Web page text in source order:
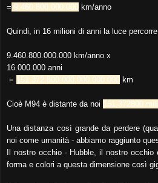
= 9.460.800.000.000 km/anno
Quindi, in 16 milioni di anni la luce percorre
9.460.800.000.000 km/anno x
16.000.000 anni
= 151.372.800.000.000.000.000 km
Cioè M94 è distante da noi 151,372800
Una distanza così grande da perdere
noi come umanità - abbiamo raggiunto
Il nostro occhio - Hubble, il nostro
forma e colori a questa dimensione così